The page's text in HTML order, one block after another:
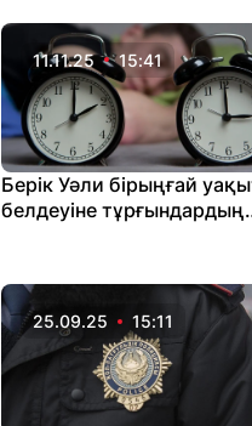
11.11.25 15:41
Берік Уәли бірыңғай
белдеуіне тұрғындардың
25.09.25 15:11